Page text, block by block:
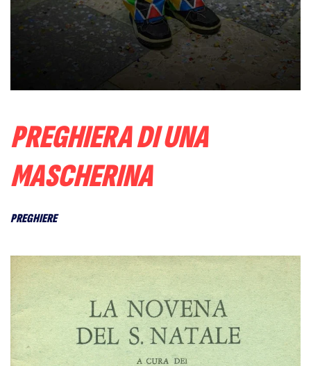
PREGHIERA DI UNA
MASCHERINA
PREGHIERE